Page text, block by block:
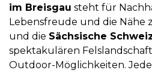
im Breisgau steht für
Lebensfreude und die Nähe
und die Sächsische
spektakulären
Outdoor-Möglichkeiten.